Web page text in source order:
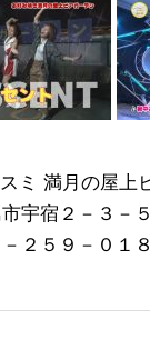
ミ 満月の屋上
宇宿２－３－５
２５９－０１